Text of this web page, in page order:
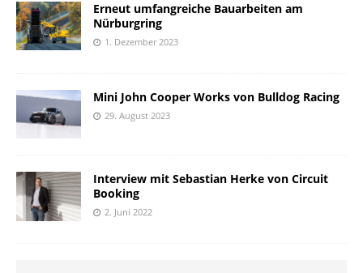
Erneut umfangreiche Bauarbeiten am
Nürburgring
1. Dezember 2023
Mini John Cooper Works von Bulldog Racing
29. August 2023
Interview mit Sebastian Herke von Circuit
Booking
2. Juni 2022